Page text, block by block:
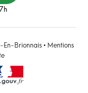
En-Brionnais • Mentions